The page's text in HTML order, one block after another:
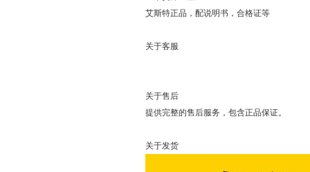
艾斯特正品，配说明书，合格证等
关于客服
关于售后
提供完整的售后服务，包含正品保证。
关于发货